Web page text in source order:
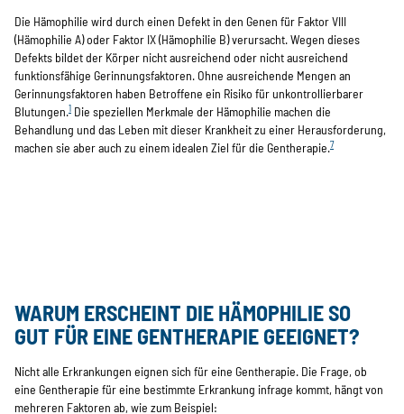
Die Hämophilie wird durch einen Defekt in den Genen für Faktor VIII
(Hämophilie A) oder Faktor IX (Hämophilie B) verursacht. Wegen dieses
Defekts bildet der Körper nicht ausreichend oder nicht ausreichend
funktionsfähige Gerinnungsfaktoren. Ohne ausreichende Mengen an
Gerinnungsfaktoren haben Betroffene ein Risiko für unkontrollierbarer
Blutungen.1 Die speziellen Merkmale der Hämophilie machen die
Behandlung und das Leben mit dieser Krankheit zu einer Herausforderung,
machen sie aber auch zu einem idealen Ziel für die Gentherapie.7
WARUM ERSCHEINT DIE HÄMOPHILIE SO
GUT FÜR EINE GENTHERAPIE GEEIGNET?
Nicht alle Erkrankungen eignen sich für eine Gentherapie. Die Frage, ob
eine Gentherapie für eine bestimmte Erkrankung infrage kommt, hängt von
mehreren Faktoren ab, wie zum Beispiel: